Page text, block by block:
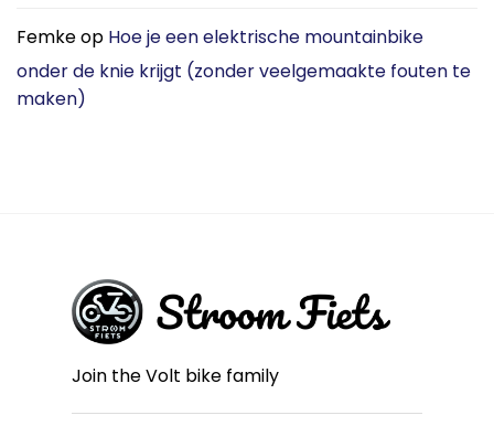
Femkeop Hoe je een elektrische mountainbike
onder de knie krijgt (zonder veelgemaakte fouten te
maken)
Join the Volt bike family